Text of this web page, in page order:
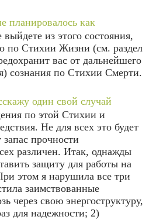
планировалось как
из этого состояния,
по Стихии Жизни (см. раздел
вас от дальнейшего
сознания по Стихии Смерти.
один свой случай
по этой Стихии и
Не для всех это будет
прочности
различен. Итак, однажды
защиту для работы на
этом я нарушила все три
заимствованные
через свою энергоструктуру,
для надежности; 2)